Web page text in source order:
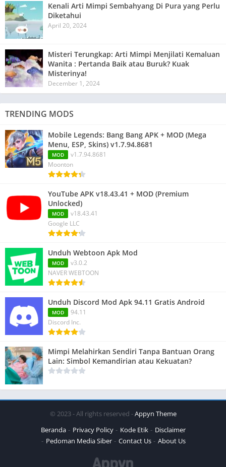
Kenali Arti Mimpi Sembahyang Di Pura yang Perlu
Diketahui
April 20, 2024
Misteri Terungkap: Arti Mimpi Menjilati Kemaluan
Wanita : Pertanda Baik atau Buruk? Kuak
Misterinya!
December 1, 2024
TRENDING MODS
Mobile Legends: Bang Bang APK + MOD (Mega
Menu, ESP, Skins) v1.7.94.8681
MOD
v1.7.94.8681
Moonton
YouTube APK v18.43.41 + MOD (Premium
Unlocked)
MOD
v18.43.41
Google LLC
Unduh Webtoon Apk Mod
MOD
v3.0.2
NAVER WEBTOON
Unduh Discord Mod Apk 94.11 Gratis Android
MOD
94.11
Discord Inc.
Mimpi Melahirkan Sendiri Tanpa Bantuan Orang
Lain: Simbol Kemandirian atau Kekuatan?
© 2023 - All rights reserved -Appyn Theme
Beranda
Privacy Policy Kode Etik
Disclaimer
Pedoman Media Siber
Contact Us About Us